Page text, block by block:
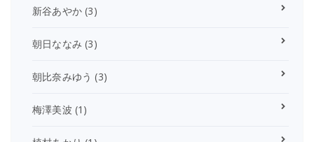
新谷あやか (3)
朝日ななみ (3)
朝比奈みゆう (3)
梅澤美波 (1)